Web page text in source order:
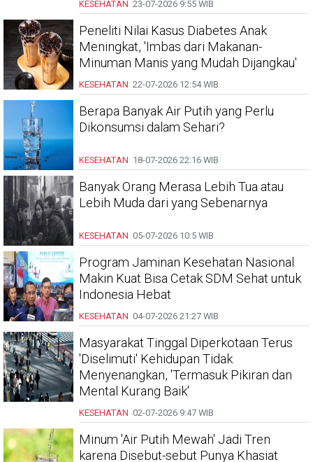
KESEHATAN 23-07-2026 9:55 WIB
Peneliti Nilai Kasus Diabetes Anak
Meningkat, 'Imbas dari Makanan-
Minuman Manis yang Mudah Dijangkau'
KESEHATAN 22-07-2026 12:54 WIB
Berapa Banyak Air Putih yang Perlu
Dikonsumsi dalam Sehari?
KESEHATAN 18-07-2026 22:16 WIB
Banyak Orang Merasa Lebih Tua atau
Lebih Muda dari yang Sebenarnya
KESEHATAN 05-07-2026 10:5 WIB
Program Jaminan Kesehatan Nasional
Makin Kuat Bisa Cetak SDM Sehat untuk
Indonesia Hebat
KESEHATAN 04-07-2026 21:27 WIB
Masyarakat Tinggal Diperkotaan Terus
'Diselimuti' Kehidupan Tidak
Menyenangkan, 'Termasuk Pikiran dan
Mental Kurang Baik'
KESEHATAN 02-07-2026 9:47 WIB
Minum 'Air Putih Mewah' Jadi Tren
karena Disebut-sebut Punya Khasiat